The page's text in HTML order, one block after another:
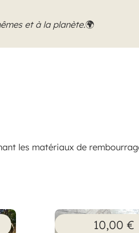
et à la planète.🌍
les matériaux de
10,00 €